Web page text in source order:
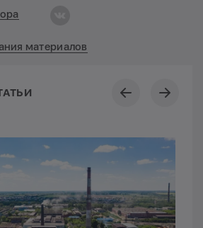
материалов